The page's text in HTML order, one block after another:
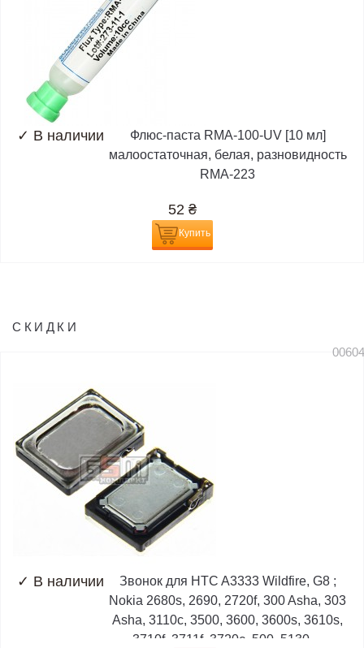
✓ В наличии
Флюс-паста RMA-100-UV [10 мл]
малоостаточная, белая, разновидность
RMA-223
52 ₴
Купить
СКИДКИ
✓ В наличии
Звонок для HTC A3333 Wildfire, G8 ;
Nokia 2680s, 2690, 2720f, 300 Asha, 303
Asha, 3110c, 3500, 3600, 3600s, 3610s,
3710f, 3711f, 3720c, 500, 5130,...